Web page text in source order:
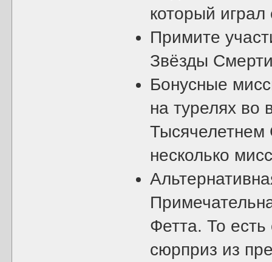
который играл
Примите
Звёзды
Бонусные
на турелях во
Тысячелетнем
несколько
Фетта. То есть
сюрприз из